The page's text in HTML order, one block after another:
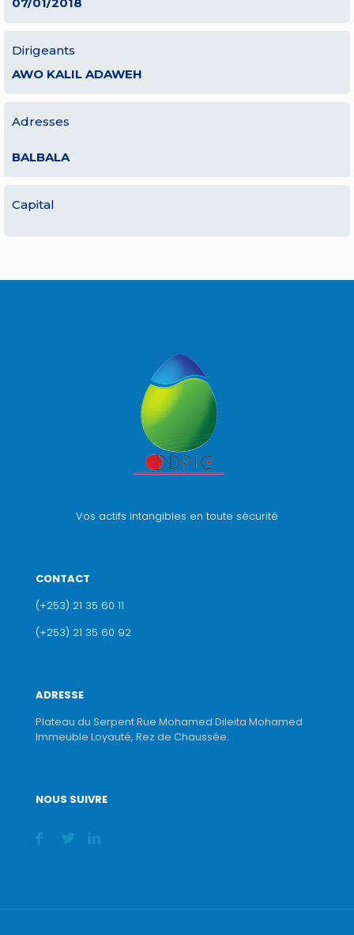
Dirigeants
AWO KALIL ADAWEH
Adresses
BALBALA
Capital
Vos actifs intangibles en toute sécurité
CONTACT
(+253) 21 35 60 11
(+253) 21 35 60 92
ADRESSE
Plateau du Serpent Rue Mohamed Dileita Mohamed
Immeuble Loyauté, Rez de Chaussée.
NOUS SUIVRE